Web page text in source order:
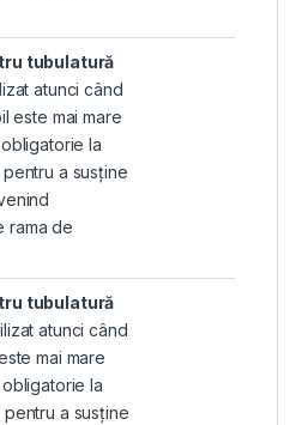
tubulatură
atunci când
este mai mare
la
a susține
rama de
tubulatură
atunci când
mai mare
la
a susține